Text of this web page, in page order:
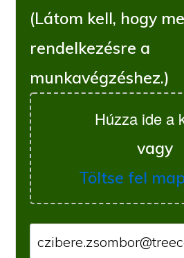
(Látom kell, hogy
rendelkezésre a
munkavégzéshez.)
Húzza ide a
vagy
Töltse fel